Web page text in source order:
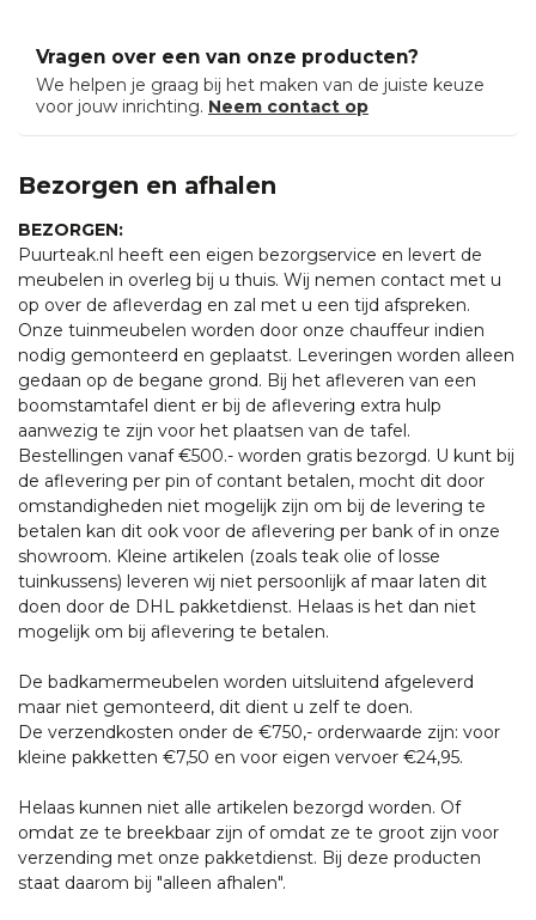
Vragen over een van onze producten?
We helpen je graag bij het maken van de juiste keuze
voor jouw inrichting. Neem contact op
Bezorgen en afhalen
BEZORGEN:
Puurteak.nl heeft een eigen bezorgservice en levert de
meubelen in overleg bij u thuis. Wij nemen contact met u
op over de afleverdag en zal met u een tijd afspreken.
Onze tuinmeubelen worden door onze chauffeur indien
nodig gemonteerd en geplaatst. Leveringen worden alleen
gedaan op de begane grond. Bij het afleveren van een
boomstamtafel dient er bij de aflevering extra hulp
aanwezig te zijn voor het plaatsen van de tafel.
Bestellingen vanaf €500.- worden gratis bezorgd. U kunt bij
de aflevering per pin of contant betalen, mocht dit door
omstandigheden niet mogelijk zijn om bij de levering te
betalen kan dit ook voor de aflevering per bank of in onze
showroom. Kleine artikelen (zoals teak olie of losse
tuinkussens) leveren wij niet persoonlijk af maar laten dit
doen door de DHL pakketdienst. Helaas is het dan niet
mogelijk om bij aflevering te betalen.
De badkamermeubelen worden uitsluitend afgeleverd
maar niet gemonteerd, dit dient u zelf te doen.
De verzendkosten onder de €750,- orderwaarde zijn: voor
kleine pakketten €7,50 en voor eigen vervoer €24,95.
Helaas kunnen niet alle artikelen bezorgd worden. Of
omdat ze te breekbaar zijn of omdat ze te groot zijn voor
verzending met onze pakketdienst. Bij deze producten
staat daarom bij "alleen afhalen".